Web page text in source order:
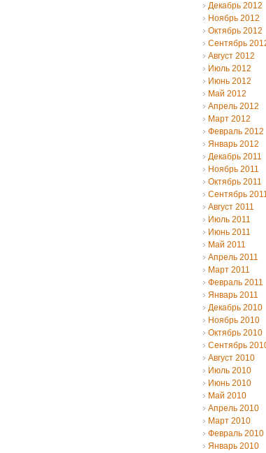
Декабрь 2012
Ноябрь 2012
Октябрь 2012
Сентябрь
Август 2012
Июль 2012
Июнь 2012
Май 2012
Апрель 2012
Март 2012
Февраль 2012
Январь 2012
Декабрь 2011
Ноябрь 2011
Октябрь 2011
Сентябрь
Август 2011
Июль 2011
Июнь 2011
Май 2011
Апрель 2011
Март 2011
Февраль 2011
Январь 2011
Декабрь 2010
Ноябрь 2010
Октябрь 2010
Сентябрь
Август 2010
Июль 2010
Июнь 2010
Май 2010
Апрель 2010
Март 2010
Февраль 2010
Январь 2010